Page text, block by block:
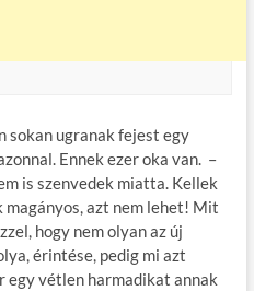
sokan ugranak fejest egy
Ennek ezer oka van. –
is szenvedek miatta. Kellek
magányos, azt nem lehet! Mit
hogy nem olyan az új
érintése, pedig mi azt
egy vétlen harmadikat annak